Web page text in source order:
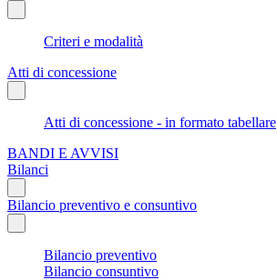
Criteri e modalità
Atti di concessione
Atti di concessione - in formato tabellare
BANDI E AVVISI
Bilanci
Bilancio preventivo e consuntivo
Bilancio preventivo
Bilancio consuntivo